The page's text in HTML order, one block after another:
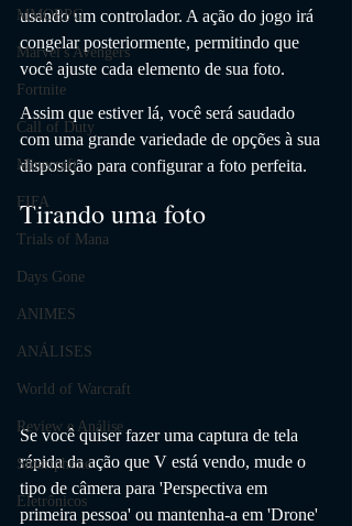
MMORPG
Marvel's Avengers
Fortnite
Call of Duty
Minecraft
FIFA
Trials of Mana
Days Gone
ANIMES
ANÁLISES
World of Warcraft
Review e Análise
Smartphone
Eletrônicos
usando um controlador. A ação do jogo irá
congelar posteriormente, permitindo que
você ajuste cada elemento de sua foto.
Assim que estiver lá, você será saudado
com uma grande variedade de opções à sua
disposição para configurar a foto perfeita.
Tirando uma foto
Se você quiser fazer uma captura de tela
rápida da ação que V está vendo, mude o
tipo de câmera para 'Perspectiva em
primeira pessoa' ou mantenha-a em 'Drone'